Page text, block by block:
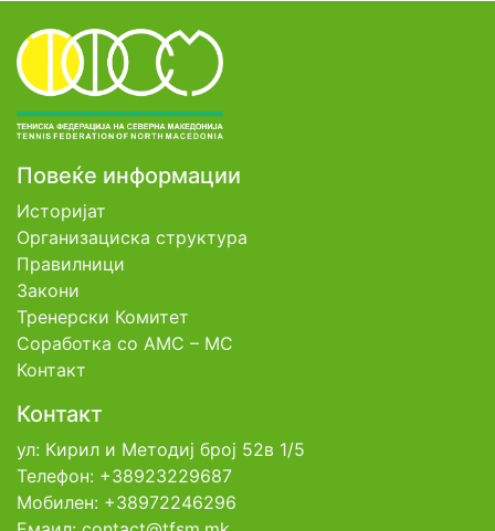
Повеќе информации
Историјат
Организациска структура
Правилници
Закони
Тренерски Комитет
Соработка со АМС – МС
Контакт
Контакт
ул: Кирил и Методиј број 52в 1/5
Телефон: +38923229687
Мобилен: +38972246296